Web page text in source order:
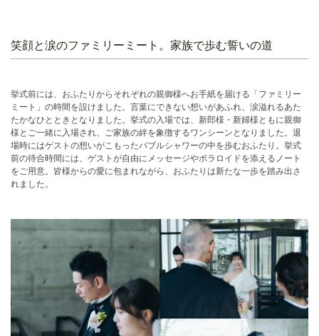
笑顔と涙のファミリーミート。家族で歩む誓いの道
挙式前には、おふたりからそれぞれの親御様へお手紙を届ける「ファミリー
ミート」の時間を設けました。言葉にできない想いがあふれ、涙溢れるあた
たかなひとときとなりました。挙式の入場では、新郎様・新婦様ともに親御
様とご一緒に入場され、ご家族の絆を象徴するワンシーンとなりました。退
場時にはゲストの想いがこもったバブルシャワーの中を歩むおふたり。挙式
前の待合時間には、ゲストが自由にメッセージやポラロイドを添えるノート
をご用意。皆様からの愛に包まれながら、おふたりは新たな一歩を踏み出さ
れました。